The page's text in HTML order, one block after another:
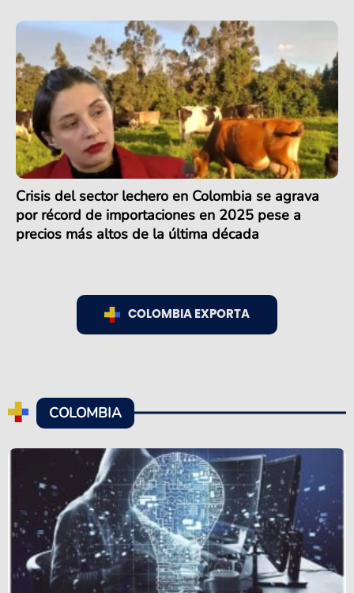
Crisis del sector lechero en Colombia se agrava
por récord de importaciones en 2025 pese a
precios más altos de la última década
COLOMBIA EXPORTA
COLOMBIA